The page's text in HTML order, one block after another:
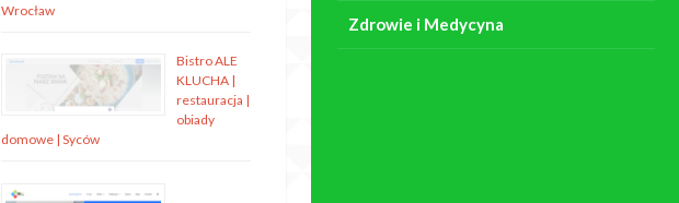
Zdrowie i Medycyna
Wrocław
Bistro ALE
KLUCHA |
restauracja |
obiady
domowe | Syców